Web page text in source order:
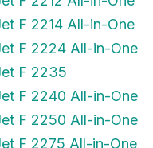
F 2214 All-in-One
F 2224 All-in-One
F 2235
F 2240 All-in-One
F 2250 All-in-One
F 2275 All-in-One